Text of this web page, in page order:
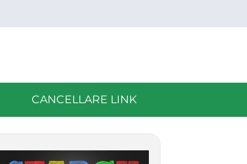
CANCELLARE LINK